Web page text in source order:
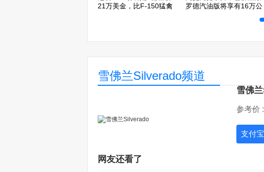
21万美金，比F-150猛禽
罗德汽油版将享有16万公
雪佛兰Silverado频道
雪佛
参考价 :
支付
网友还看了